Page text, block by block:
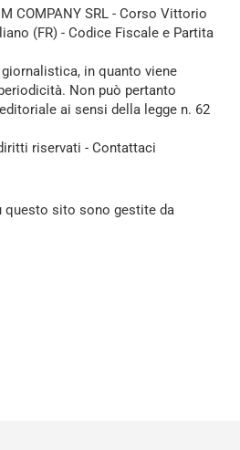
COMPANY SRL - Corso Vittorio
(FR) - Codice Fiscale e Partita
in quanto viene
Non può pertanto
ai sensi della legge n. 62
riservati - Contattaci
questo sito sono gestite da